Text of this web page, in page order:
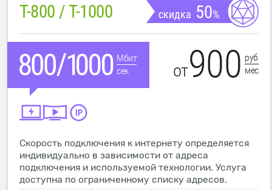
T-800 / T-1000 скидка 50%
Мбит
сек
от900 руб
мес
Скорость подключения к интернету определяется
индивидуально в зависимости от адреса
подключения и используемой технологии. Услуга
доступна по ограниченному списку адресов.